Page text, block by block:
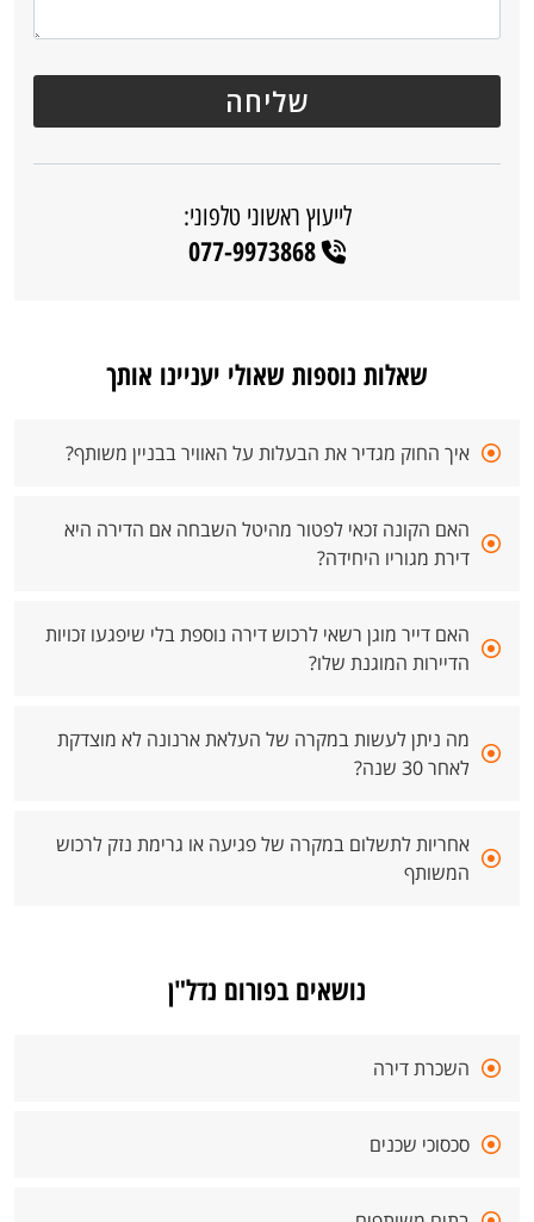
לייעוץ ראשוני טלפוני:
077-9973868
שאלות נוספות שאולי יעניינו אותך
איך החוק מגדיר את הבעלות על האוויר בבניין משותף?
האם הקונה זכאי לפטור מהיטל השבחה אם הדירה היא
דירת מגוריו היחידה?
האם דייר מוגן רשאי לרכוש דירה נוספת בלי שיפגעו זכויות
הדיירות המוגנת שלו?
מה ניתן לעשות במקרה של העלאת ארנונה לא מוצדקת
לאחר 30 שנה?
אחריות לתשלום במקרה של פגיעה או גרימת נזק לרכוש
המשותף
נושאים בפורום נדל"ן
השכרת דירה
סכסוכי שכנים